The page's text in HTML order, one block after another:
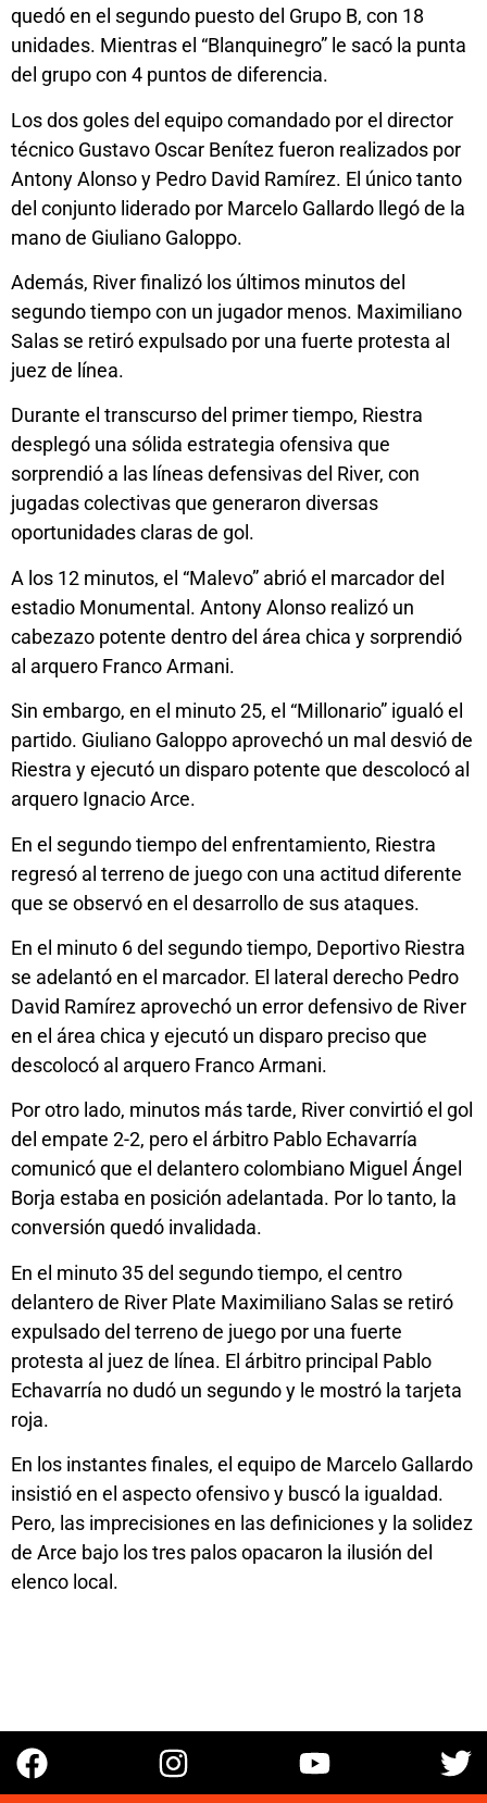
quedó en el segundo puesto del Grupo B, con 18
unidades. Mientras el “Blanquinegro” le sacó la punta
del grupo con 4 puntos de diferencia.
Los dos goles del equipo comandado por el director
técnico Gustavo Oscar Benítez fueron realizados por
Antony Alonso y Pedro David Ramírez. El único tanto
del conjunto liderado por Marcelo Gallardo llegó de la
mano de Giuliano Galoppo.
Además, River finalizó los últimos minutos del
segundo tiempo con un jugador menos. Maximiliano
Salas se retiró expulsado por una fuerte protesta al
juez de línea.
Durante el transcurso del primer tiempo, Riestra
desplegó una sólida estrategia ofensiva que
sorprendió a las líneas defensivas del River, con
jugadas colectivas que generaron diversas
oportunidades claras de gol.
A los 12 minutos, el “Malevo” abrió el marcador del
estadio Monumental. Antony Alonso realizó un
cabezazo potente dentro del área chica y sorprendió
al arquero Franco Armani.
Sin embargo, en el minuto 25, el “Millonario” igualó el
partido. Giuliano Galoppo aprovechó un mal desvió de
Riestra y ejecutó un disparo potente que descolocó al
arquero Ignacio Arce.
En el segundo tiempo del enfrentamiento, Riestra
regresó al terreno de juego con una actitud diferente
que se observó en el desarrollo de sus ataques.
En el minuto 6 del segundo tiempo, Deportivo Riestra
se adelantó en el marcador. El lateral derecho Pedro
David Ramírez aprovechó un error defensivo de River
en el área chica y ejecutó un disparo preciso que
descolocó al arquero Franco Armani.
Por otro lado, minutos más tarde, River convirtió el gol
del empate 2-2, pero el árbitro Pablo Echavarría
comunicó que el delantero colombiano Miguel Ángel
Borja estaba en posición adelantada. Por lo tanto, la
conversión quedó invalidada.
En el minuto 35 del segundo tiempo, el centro
delantero de River Plate Maximiliano Salas se retiró
expulsado del terreno de juego por una fuerte
protesta al juez de línea. El árbitro principal Pablo
Echavarría no dudó un segundo y le mostró la tarjeta
roja.
En los instantes finales, el equipo de Marcelo Gallardo
insistió en el aspecto ofensivo y buscó la igualdad.
Pero, las imprecisiones en las definiciones y la solidez
de Arce bajo los tres palos opacaron la ilusión del
elenco local.